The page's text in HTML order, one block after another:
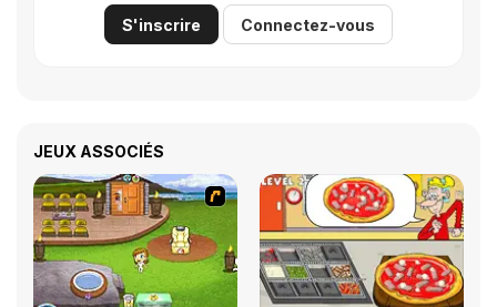
S'inscrire Connectez-vous
JEUX ASSOCIÉS